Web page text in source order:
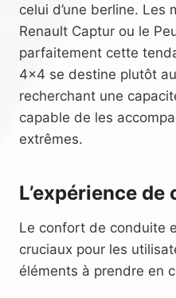
celui d’une berline. Les
Renault Captur ou le
parfaitement cette
4×4 se destine plutôt
recherchant une
capable de les
extrêmes.
L’expérience de
Le confort de conduite
cruciaux pour les
éléments à prendre en